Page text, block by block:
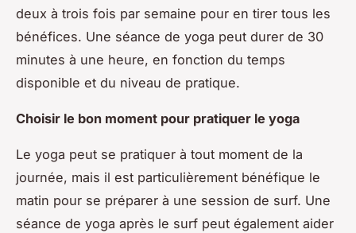
deux à trois fois par semaine pour en tirer tous les
bénéfices. Une séance de yoga peut durer de 30
minutes à une heure, en fonction du temps
disponible et du niveau de pratique.
Choisir le bon moment pour pratiquer le yoga
Le yoga peut se pratiquer à tout moment de la
journée, mais il est particulièrement bénéfique le
matin pour se préparer à une session de surf. Une
séance de yoga après le surf peut également aider